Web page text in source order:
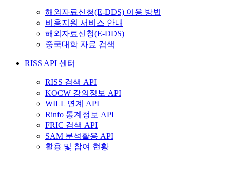
해외자료신청(E-DDS) 이용 방법
비용지원 서비스 안내
해외자료신청(E-DDS)
중국대학 자료 검색
RISS API 센터
RISS 검색 API
KOCW 강의정보 API
WILL 연계 API
Rinfo 통계정보 API
FRIC 검색 API
SAM 분석활용 API
활용 및 참여 현황